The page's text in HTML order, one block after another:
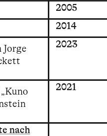
2005
2014
2023
2021
nach